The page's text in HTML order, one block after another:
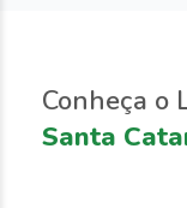
Conheça o
Santa